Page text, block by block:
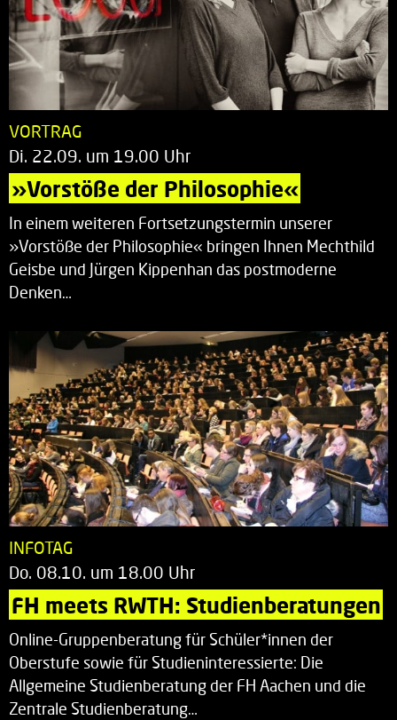
VORTRAG
Di. 22.09. um 19.00 Uhr
»Vorstöße der Philosophie«
In einem weiteren Fortsetzungstermin unserer
»Vorstöße der Philosophie« bringen Ihnen Mechthild
Geisbe und Jürgen Kippenhan das postmoderne
Denken…
INFOTAG
Do. 08.10. um 18.00 Uhr
FH meets RWTH: Studienberatungen
Online-Gruppenberatung für Schüler*innen der
Oberstufe sowie für Studieninteressierte: Die
Allgemeine Studienberatung der FH Aachen und die
Zentrale Studienberatung…